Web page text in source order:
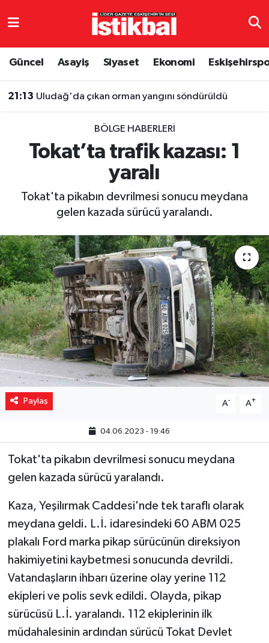
Güncel Asayiş Siyaset Ekonomi
21:13 Uludağ'da çıkan orman yangını söndürüldü
BÖLGE HABERLERI
Tokat’ta trafik kazası: 1
yaralı
Tokat'ta pikabın devrilmesi sonucu meydana
gelen kazada sürücü yaralandı.
Paylaş A- A+
04.06.2023 - 19:46
Tokat'ta pikabın devrilmesi sonucu meydana
gelen kazada sürücü yaralandı.
Kaza, Yeşilırmak Caddesi'nde tek taraflı olarak
meydana geldi. L.İ. idaresindeki 60 ABM 025
plakalı Ford marka pikap sürücünün direksiyon
hakimiyetini kaybetmesi sonucunda devrildi.
Vatandaşların ihbarı üzerine olay yerine 112
ekipleri ve polis sevk edildi. Olayda, pikap
sürücüsü L.İ. yaralandı. 112 ekiplerinin ilk
müdahalesinin ardından sürücü Tokat Devlet
Eskişehirspor
Eğitim
Sağlık
Yaşam
Resmi ilanlar
Eskişehir Nöbetçi Eczaneler
TFF 3.Lig 4.Grup Puan Durumu ve Fikstür
Tüm Manşetler
Haber Arşivi